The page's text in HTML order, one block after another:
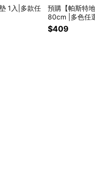
1入|多款任
預購【帕斯特
80cm |多色任
洗)
$409